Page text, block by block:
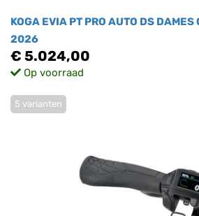
KOGA EVIA PT PRO AUTO DS
2026
€ 5.024,00
Op voorraad
5 varianten